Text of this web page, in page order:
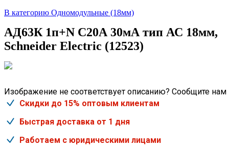
В категорию Одномодульные (18мм)
АД63К 1п+N C20А 30мА тип АС 18мм,
Schneider Electric (12523)
Изображение не соответствует описанию? Сообщите нам
Скидки до 15% оптовым клиентам
Быстрая доставка от 1 дня
Работаем с юридическими лицами